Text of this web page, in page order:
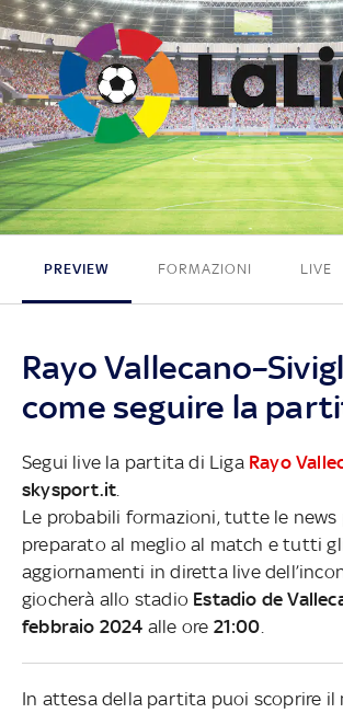
1 - 2
PREVIEW FORMAZIONI LIVE
Rayo
come seguire la
Segui live la partita di Liga Rayo
skysport.it
Le probabili formazioni, tutte le news
preparato al meglio al match e tutti
aggiornamenti in diretta live
giocherà allo stadio Estadio de
febbraio 2024 alle ore 21:00
In attesa della partita puoi scoprire il